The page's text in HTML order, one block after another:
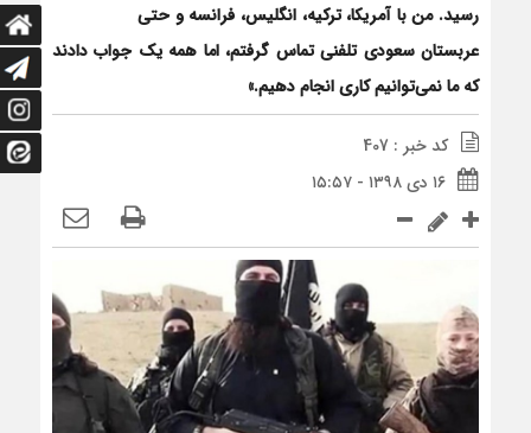
رسید. من با آمریکا، ترکیه، انگلیس، فرانسه و حتی
عربستان سعودی تلفنی تماس گرفتم، اما همه یک جواب دادند
که ما نمی‌توانیم کاری انجام دهیم.»
کد خبر : 407
۱۶ دی ۱۳۹۸ - ۱۵:۵۷